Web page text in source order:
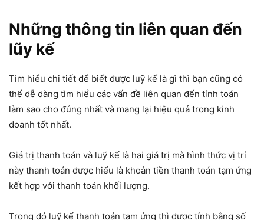
Những thông tin liên quan đến
lũy kế
Tìm hiểu chi tiết để biết được luỹ kế là gì thì bạn cũng có
thể dễ dàng tìm hiểu các vấn đề liên quan đến tính toán
làm sao cho đúng nhất và mang lại hiệu quả trong kinh
doanh tốt nhất.
Giá trị thanh toán và luỹ kế là hai giá trị mà hình thức vị trí
này thanh toán được hiểu là khoản tiền thanh toán tạm ứng
kết hợp với thanh toán khối lượng.
Trong đó luỹ kế thanh toán tạm ứng thì được tính bằng số